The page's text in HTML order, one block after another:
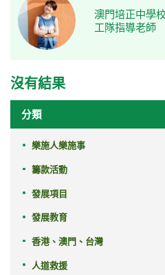
澳門培正中學
工隊指導老師
沒有結果
分類
樂施人樂施事
籌款活動
發展項目
發展教育
香港、澳門、台灣
人道救援